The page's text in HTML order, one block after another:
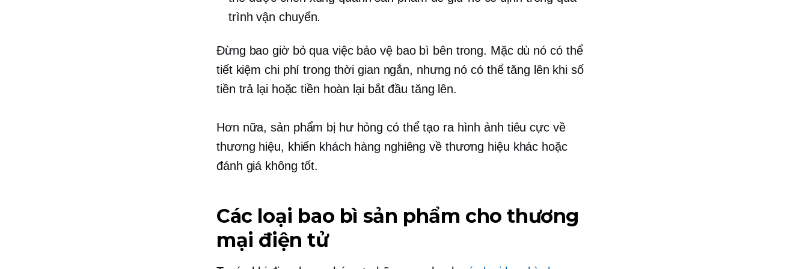
trình vận chuyển.
Đừng bao giờ bỏ qua việc bảo vệ bao bì bên trong. Mặc dù nó có thể
tiết kiệm chi phí trong thời gian ngắn, nhưng nó có thể tăng lên khi số
tiền trả lại hoặc tiền hoàn lại bắt đầu tăng lên.
Hơn nữa, sản phẩm bị hư hỏng có thể tạo ra hình ảnh tiêu cực về
thương hiệu, khiến khách hàng nghiêng về thương hiệu khác hoặc
đánh giá không tốt.
Các loại bao bì sản phẩm cho thương
mại điện tử